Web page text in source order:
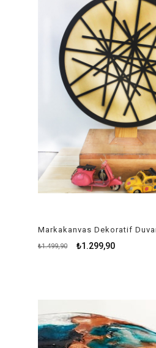
Markakanvas Dekoratif
₺1.299,90
₺1.499,90